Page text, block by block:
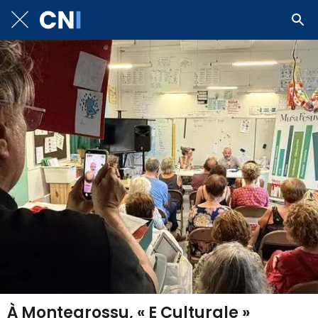
À Montegrossu, « E Culturale »